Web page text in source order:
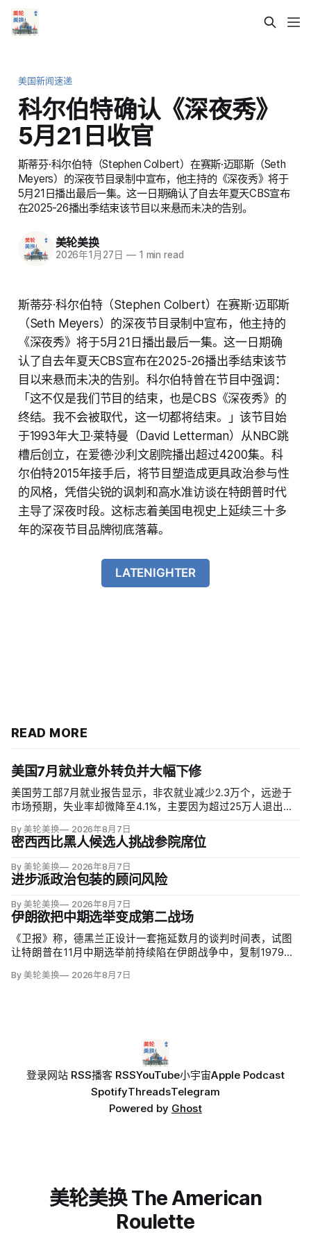
美国新闻速递
科尔伯特确认《深夜秀》
5月21日收官
斯蒂芬·科尔伯特（Stephen Colbert）在赛斯·迈耶斯（Seth
Meyers）的深夜节目录制中宣布，他主持的《深夜秀》将于
5月21日播出最后一集。这一日期确认了自去年夏天CBS宣布
在2025-26播出季结束该节目以来悬而未决的告别。
美轮美换
2026年1月27日 —1 min read
斯蒂芬·科尔伯特（Stephen Colbert）在赛斯·迈耶斯
（Seth Meyers）的深夜节目录制中宣布，他主持的
《深夜秀》将于5月21日播出最后一集。这一日期确
认了自去年夏天CBS宣布在2025-26播出季结束该节
目以来悬而未决的告别。科尔伯特曾在节目中强调：
「这不仅是我们节目的结束，也是CBS《深夜秀》的
终结。我不会被取代，这一切都将结束。」该节目始
于1993年大卫·莱特曼（David Letterman）从NBC跳
槽后创立，在爱德·沙利文剧院播出超过4200集。科
尔伯特2015年接手后，将节目塑造成更具政治参与性
的风格，凭借尖锐的讽刺和高水准访谈在特朗普时代
主导了深夜时段。这标志着美国电视史上延续三十多
年的深夜节目品牌彻底落幕。
LATENIGHTER
READ MORE
美国7月就业意外转负并大幅下修
美国劳工部7月就业报告显示，非农就业减少2.3万个，远逊于
市场预期，失业率却微降至4.1%，主要因为超过25万人退出劳
岁黄金年龄人群参与率为83.4%，仍低于近期84%的高点。
By 美轮美换 2026年8月7日
密西西比黑人候选人挑战参院席位
By 美轮美换 2026年8月7日
进步派政治包装的顾问风险
By 美轮美换 2026年8月7日
伊朗欲把中期选举变成第二战场
《卫报》称，德黑兰正设计一套拖延数月的谈判时间表，试图
让特朗普在11月中期选举前持续陷在伊朗战争中，复制1979至
里巴巴迪（Kazem Gharibabadi）说，霍尔木兹航道协议之
By 美轮美换 2026年8月7日
登录网站 RSS播客 RSSYouTube小宇宙Apple Podcast
SpotifyThreadsTelegram
Powered by Ghost
美轮美换 The American
Roulette